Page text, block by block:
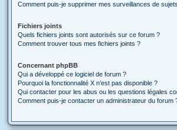
Comment puis-je supprimer mes surveillances de
Fichiers joints
Quels fichiers joints sont autorisés sur ce forum ?
Comment trouver tous mes fichiers joints ?
Concernant phpBB
Qui a développé ce logiciel de forum ?
Pourquoi la fonctionnalité X n’est pas disponible ?
Qui contacter pour les abus ou les questions légales
Comment puis-je contacter un administrateur du forum